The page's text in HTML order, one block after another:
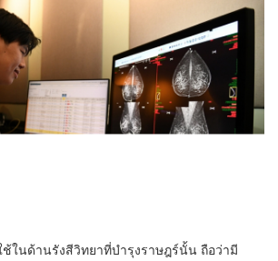
ช้ในด้านรังสีวิทยาที่บำรุงราษฎร์นั้น ถือว่ามี